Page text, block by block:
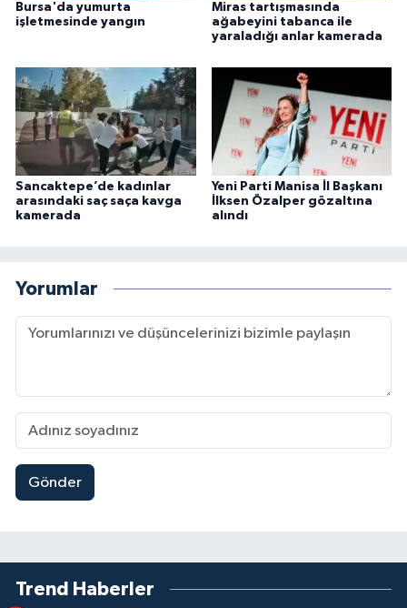
Bursa'da yumurta
işletmesinde yangın
Miras tartışmasında
ağabeyini tabanca ile
yaraladığı anlar kamerada
Sancaktepe’de kadınlar
arasındaki saç saça kavga
kamerada
Yeni Parti Manisa İl Başkanı
İlksen Özalper gözaltına
alındı
Yorumlar
Gönder
Trend Haberler